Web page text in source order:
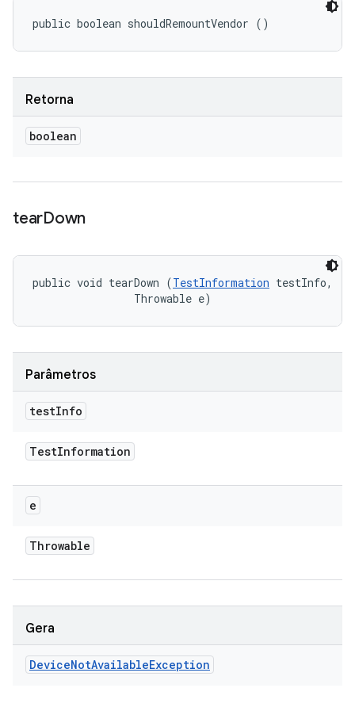
public boolean shouldRemountVendor ()
Retorna
boolean
tearDown
public void tearDown (TestInformation testInfo,
                Throwable e)
Parâmetros
testInfo
TestInformation
e
Throwable
Gera
DeviceNotAvailableException